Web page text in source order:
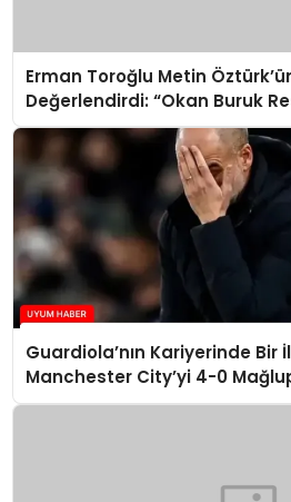
Erman Toroğlu Metin
Değerlendirdi: “Okan Buruk
Guardiola’nın Kariyerinde Bir
Manchester City’yi 4-0